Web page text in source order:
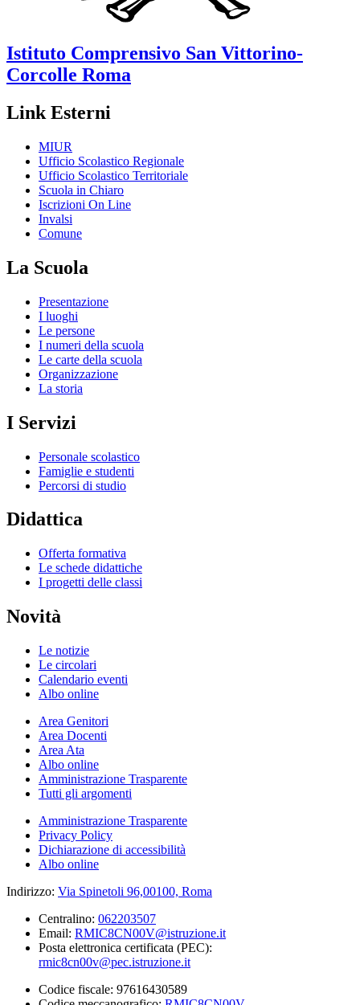
Istituto Comprensivo San Vittorino-
Corcolle Roma
Link Esterni
MIUR
Ufficio Scolastico Regionale
Ufficio Scolastico Territoriale
Scuola in Chiaro
Iscrizioni On Line
Invalsi
Comune
La Scuola
Presentazione
I luoghi
Le persone
I numeri della scuola
Le carte della scuola
Organizzazione
La storia
I Servizi
Personale scolastico
Famiglie e studenti
Percorsi di studio
Didattica
Offerta formativa
Le schede didattiche
I progetti delle classi
Novità
Le notizie
Le circolari
Calendario eventi
Albo online
Area Genitori
Area Docenti
Area Ata
Albo online
Amministrazione Trasparente
Tutti gli argomenti
Amministrazione Trasparente
Privacy Policy
Dichiarazione di accessibilità
Albo online
Indirizzo: Via Spinetoli 96,00100, Roma
Centralino: 062203507
Email: RMIC8CN00V@istruzione.it
Posta elettronica certificata (PEC):
rmic8cn00v@pec.istruzione.it
Codice fiscale: 97616430589